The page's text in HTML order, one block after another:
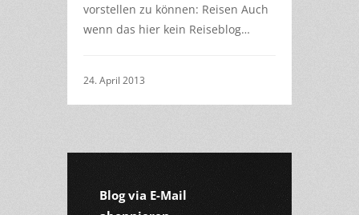
vorstellen zu können: Reisen Auch
wenn das hier kein Reiseblog…
24. April 2013
Blog via E-Mail